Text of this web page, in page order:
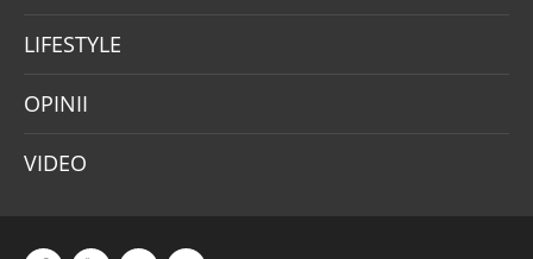
LIFESTYLE
OPINII
VIDEO